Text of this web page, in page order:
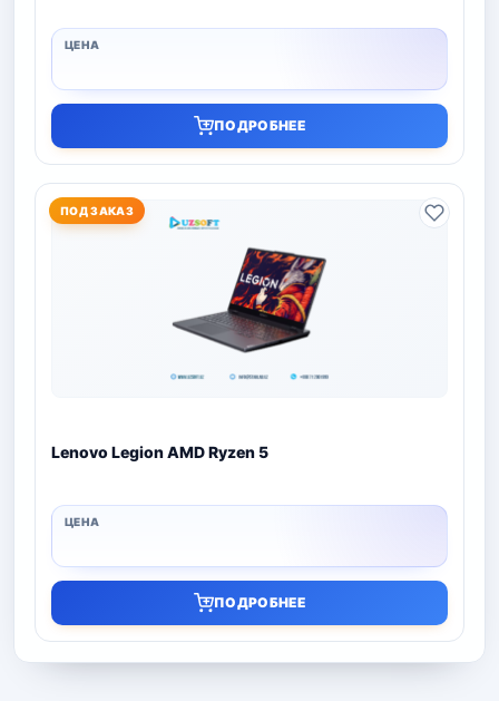
ПОДРОБНЕЕ
ПОД ЗАКАЗ
Lenovo Legion AMD Ryzen 5
ПОДРОБНЕЕ